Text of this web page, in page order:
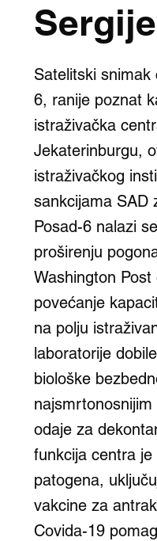
Satelitski snimak
6, ranije poznat
istraživačka
Jekaterinburgu,
istraživačkog
sankcijama SAD
Posad-6 nalazi
proširenju
Washington
povećanje
na polju
laboratorije
biološke
odaje za
funkcija centra
patogena,
vakcine za
Covida-19